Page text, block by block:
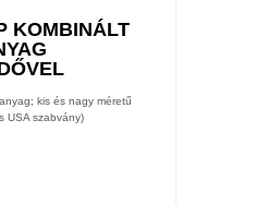
KOMBINÁLT
kis és nagy méretű
USA szabvány)